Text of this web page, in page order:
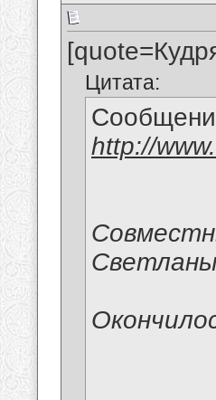
Цитата:
http://
Светланы